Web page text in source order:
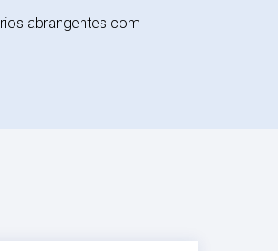
abrangentes com